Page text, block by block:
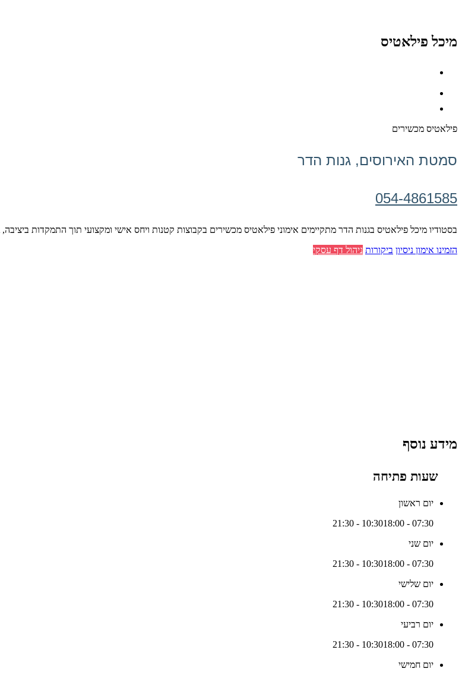
מיכל פילאטיס
פילאטיס מכשירים
סמטת האירוסים, גנות הדר
054-4861585
בסטודיו מיכל פילאטיס בגנות הדר מתקיימים אימוני פילאטיס מכשירים בקבוצות קטנות ויחס אישי ומקצועי תוך התמקדות ביציבה,
הזמינו אימון ניסיון ביקורות ניהול דף עסקי
מידע נוסף
שעות פתיחה
יום ראשון
07:30 - 10:30
18:00 - 21:30
יום שני
07:30 - 10:30
18:00 - 21:30
יום שלישי
07:30 - 10:30
18:00 - 21:30
יום רביעי
07:30 - 10:30
18:00 - 21:30
יום חמישי